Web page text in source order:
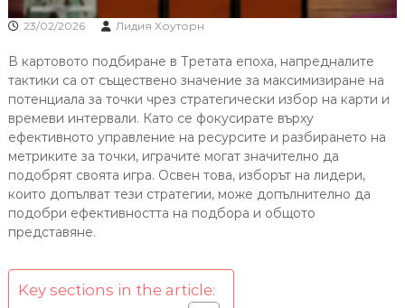
23/02/2026 Лидия Хоуторн
В картовото подбиране в Третата епоха, напредналите
тактики са от съществено значение за максимизиране на
потенциала за точки чрез стратегически избор на карти и
времеви интервали. Като се фокусирате върху
ефективното управление на ресурсите и разбирането на
метриките за точки, играчите могат значително да
подобрят своята игра. Освен това, изборът на лидери,
които допълват тези стратегии, може допълнително да
подобри ефективността на подбора и общото
представяне.
Key sections in the article: